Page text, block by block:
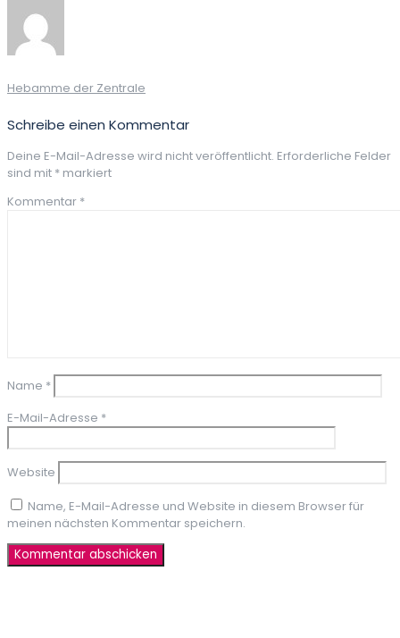
Hebamme der Zentrale
Schreibe einen Kommentar
Deine E-Mail-Adresse wird nicht veröffentlicht. Erforderliche Felder
sind mit * markiert
Kommentar *
Name *
E-Mail-Adresse *
Website
Name, E-Mail-Adresse und Website in diesem Browser für
meinen nächsten Kommentar speichern.